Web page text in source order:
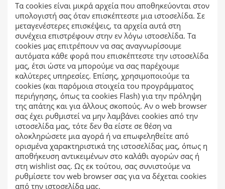
Τα cookies είναι μικρά αρχεία που αποθηκεύονται στον
υπολογιστή σας όταν επισκέπτεστε μια ιστοσελίδα. Σε
μεταγενέστερες επισκέψεις, τα αρχεία αυτά στη
συνέχεια επιστρέφουν στην εν λόγω ιστοσελίδα. Τα
cookies μας επιτρέπουν να σας αναγνωρίσουμε
αυτόματα κάθε φορά που επισκέπτεστε την ιστοσελίδα
μας, έτσι ώστε να μπορούμε να σας παρέχουμε
καλύτερες υπηρεσίες. Επίσης, χρησιμοποιούμε τα
cookies (και παρόμοια στοιχεία του προγράμματος
περιήγησης, όπως τα cookies Flash) για την πρόληψη
της απάτης και για άλλους σκοπούς. Αν ο web browser
σας έχει ρυθμιστεί να μην λαμβάνει cookies από την
ιστοσελίδα μας, τότε δεν θα είστε σε θέση να
ολοκληρώσετε μια αγορά ή να επωφεληθείτε από
ορισμένα χαρακτηριστικά της ιστοσελίδας μας, όπως η
αποθήκευση αντικειμένων στο καλάθι αγορών σας ή
στη wishlist σας. Ως εκ τούτου, σας συνιστούμε να
ρυθμίσετε τον web browser σας για να δέχεται cookies
από την ιστοσελίδα μας.